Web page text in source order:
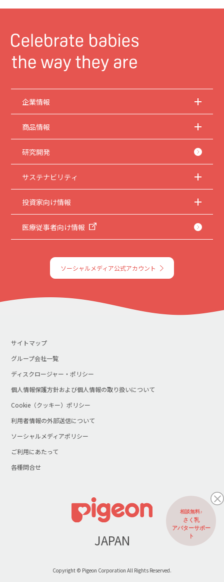
企業情報
商品情報
研究開発
サステナビリティ
投資家向け情報
医療従事者向け情報
ソーシャルメディア公式アカウント
サイトマップ
グループ会社一覧
ディスクロージャー・ポリシー
個人情報保護方針および個人情報の取り扱いについて
Cookie（クッキー）ポリシー
利用者情報の外部送信について
ソーシャルメディアポリシー
ご利用にあたって
各種問合せ
JAPAN
Copyright © Pigeon Corporation All Rights Reserved.
相談無料♪
さく乳
アバターサポー
ト